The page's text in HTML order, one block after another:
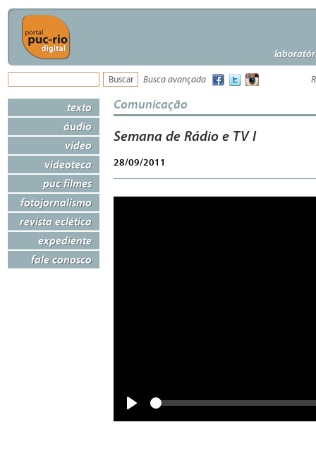
Busca avançada
texto
áudio
vídeo
videoteca
puc filmes
fotojornalismo
revista eclética
expediente
fale conosco
Comunicação
Semana de Rádio e TV I
28/09/2011
Seek